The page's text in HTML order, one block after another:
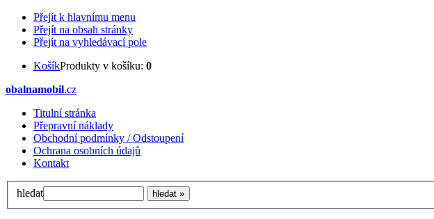
Přejít k hlavnímu menu
Přejít na obsah stránky
Přejít na vyhledávací pole
KošíkProdukty v košíku: 0
obalnamobil.cz
Titulní stránka
Přepravní náklady
Obchodní podmínky / Odstoupení
Ochrana osobních údajů
Kontakt
hledat